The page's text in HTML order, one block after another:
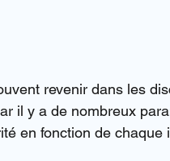
revenir dans les
il y a de nombreux
en fonction de chaque